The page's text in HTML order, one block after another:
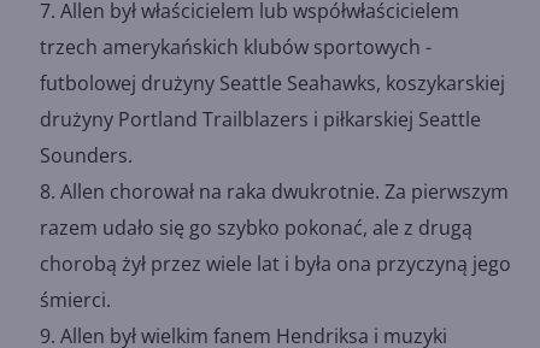
Allen był właścicielem lub współwłaścicielem
trzech amerykańskich klubów sportowych -
futbolowej drużyny Seattle Seahawks, koszykarskiej
drużyny Portland Trailblazers i piłkarskiej Seattle
Sounders.
Allen chorował na raka dwukrotnie. Za pierwszym
razem udało się go szybko pokonać, ale z drugą
chorobą żył przez wiele lat i była ona przyczyną jego
śmierci.
Allen był wielkim fanem Hendriksa i muzyki